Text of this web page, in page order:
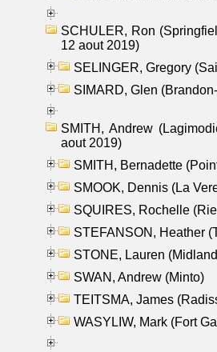
SCHULER, Ron
12 aout 2019)
SELINGER, Gregory
SIMARD, Glen
SMITH, Andrew
aout 2019)
SMITH, Bernadette
SMOOK, Dennis (La
SQUIRES, Rochelle
STEFANSON, Heather
STONE, Lauren
SWAN, Andrew (Minto)
TEITSMA, James
WASYLIW, Mark (Fort